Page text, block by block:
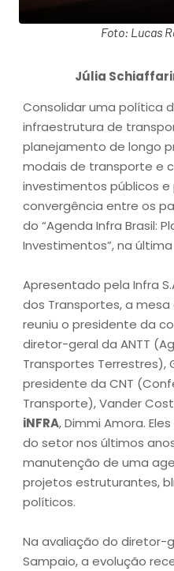
Foto: Lucas
Júlia
Consolidar uma política
infraestrutura de
planejamento de longo
modais de transporte e
investimentos públicos
convergência entre os
do “Agenda Infra Brasil:
Investimentos”, na
Apresentado pela Infra
dos Transportes, a
reuniu o presidente da
diretor-geral da ANTT
Transportes Terrestres),
presidente da CNT
Transporte), Vander
iNFRA, Dimmi Amora.
do setor nos últimos
manutenção de uma
projetos estruturantes,
políticos.
Na avaliação do diretor-
Sampaio, a evolução